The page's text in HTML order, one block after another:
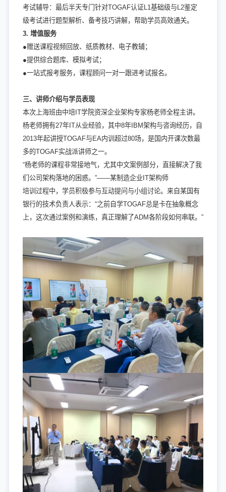
考试辅导：最后半天专门针对TOGAF认证L1基础级与L2鉴定
级考试进行题型解析、备考技巧讲解，帮助学员高效通关。
3. 增值服务
●赠送课程视频回放、纸质教材、电子教辅；
●提供综合题库、模拟考试；
●一站式报考服务，课程顾问一对一跟进考试报名。
三、讲师介绍与学员表现
本次上海班由中培IT学院资深企业架构专家杨老师全程主讲。
杨老师拥有27年IT从业经验，其中8年IBM架构与咨询经历，自
2013年起讲授TOGAF与EA内训超过80场，是国内开课次数最
多的TOGAF实战派讲师之一。
“杨老师的课程非常接地气，尤其中文案例部分，直接解决了我
们公司架构落地的困惑。”——某制造企业IT架构师
培训过程中，学员积极参与互动提问与小组讨论。来自某国有
银行的技术负责人表示：“之前自学TOGAF总是卡在抽象概念
上，这次通过案例和演练，真正理解了ADM各阶段如何串联。”